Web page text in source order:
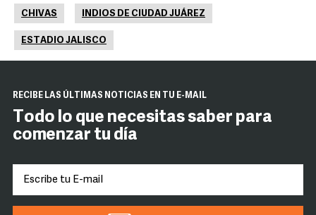
CHIVAS INDIOS DE CIUDAD JUÁREZ
ESTADIO JALISCO
RECIBE LAS ÚLTIMAS NOTICIAS EN TU E-MAIL
Todo lo que necesitas saber para
comenzar tu día